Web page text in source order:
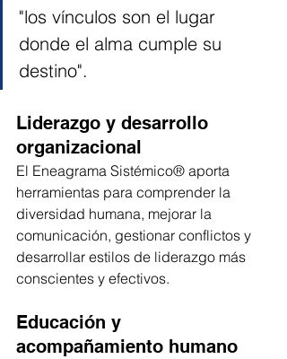
"los vínculos son el lugar
donde el alma cumple su
destino".
Liderazgo y desarrollo
organizacional
El Eneagrama Sistémico® aporta
herramientas para comprender la
diversidad humana, mejorar la
comunicación, gestionar conflictos y
desarrollar estilos de liderazgo más
conscientes y efectivos.
Educación y
acompañamiento humano